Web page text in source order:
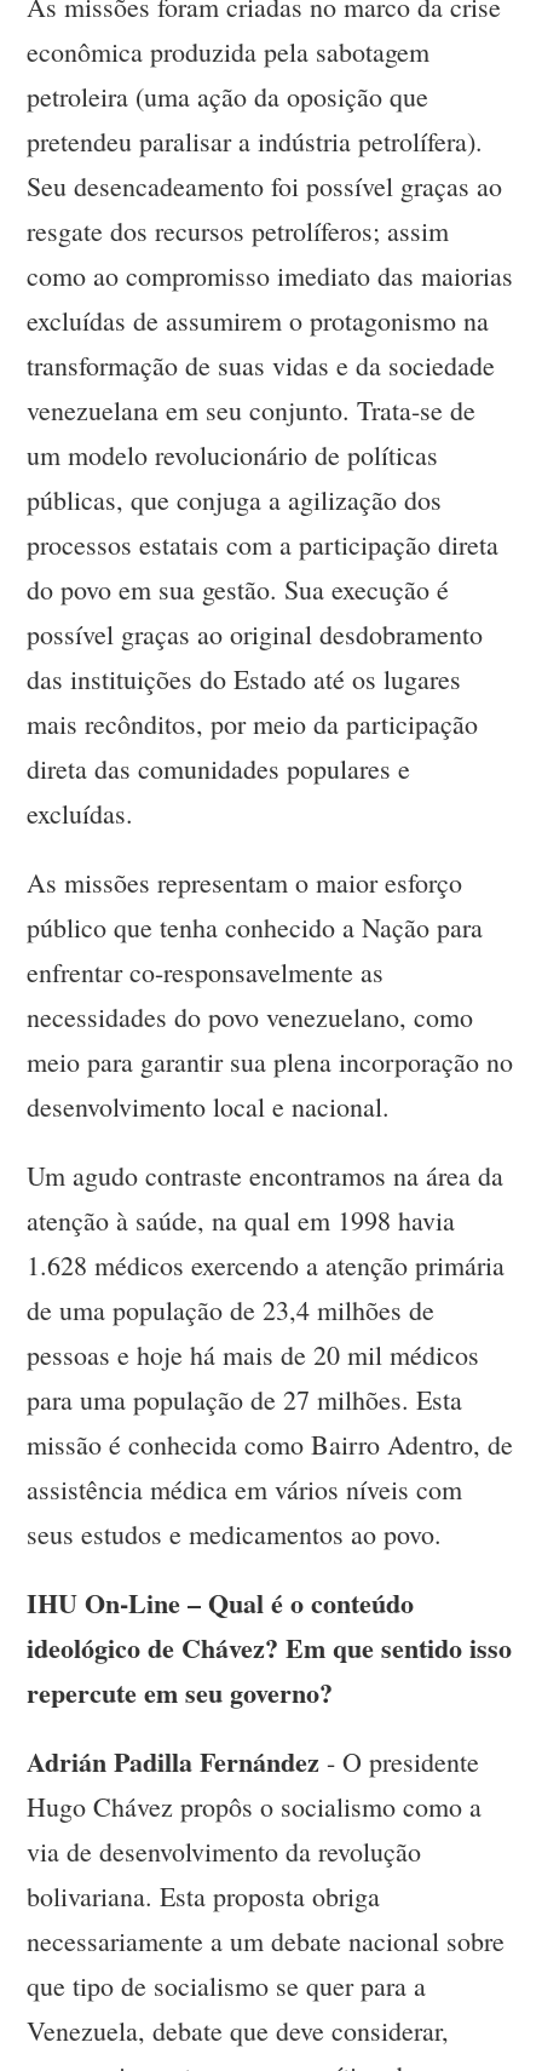
As missões foram criadas no marco da crise
econômica produzida pela sabotagem
petroleira (uma ação da oposição que
pretendeu paralisar a indústria petrolífera).
Seu desencadeamento foi possível graças ao
resgate dos recursos petrolíferos; assim
como ao compromisso imediato das maiorias
excluídas de assumirem o protagonismo na
transformação de suas vidas e da sociedade
venezuelana em seu conjunto. Trata-se de
um modelo revolucionário de políticas
públicas, que conjuga a agilização dos
processos estatais com a participação direta
do povo em sua gestão. Sua execução é
possível graças ao original desdobramento
das instituições do Estado até os lugares
mais recônditos, por meio da participação
direta das comunidades populares e
excluídas.
As missões representam o maior esforço
público que tenha conhecido a Nação para
enfrentar co-responsavelmente as
necessidades do povo venezuelano, como
meio para garantir sua plena incorporação no
desenvolvimento local e nacional.
Um agudo contraste encontramos na área da
atenção à saúde, na qual em 1998 havia
1.628 médicos exercendo a atenção primária
de uma população de 23,4 milhões de
pessoas e hoje há mais de 20 mil médicos
para uma população de 27 milhões. Esta
missão é conhecida como Bairro Adentro, de
assistência médica em vários níveis com
seus estudos e medicamentos ao povo.
IHU On-Line – Qual é o conteúdo
ideológico de Chávez? Em que sentido isso
repercute em seu governo?
Adrián Padilla Fernández - O presidente
Hugo Chávez propôs o socialismo como a
via de desenvolvimento da revolução
bolivariana. Esta proposta obriga
necessariamente a um debate nacional sobre
que tipo de socialismo se quer para a
Venezuela, debate que deve considerar,